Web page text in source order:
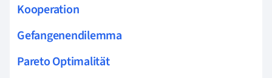
Kooperation
Gefangenendilemma
Pareto Optimalität